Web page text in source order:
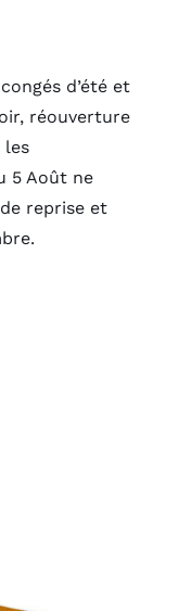
d’été et
réouverture
les
5 Août ne
reprise et